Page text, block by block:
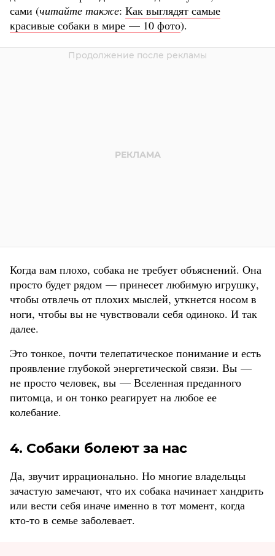
сами (читайте также: Как выглядят самые
красивые собаки в мире — 10 фото).
Когда вам плохо, собака не требует объяснений. Она
просто будет рядом — принесет любимую игрушку,
чтобы отвлечь от плохих мыслей, уткнется носом в
ноги, чтобы вы не чувствовали себя одиноко. И так
далее.
Это тонкое, почти телепатическое понимание и есть
проявление глубокой энергетической связи. Вы —
не просто человек, вы — Вселенная преданного
питомца, и он тонко реагирует на любое ее
колебание.
4. Собаки болеют за нас
Да, звучит иррационально. Но многие владельцы
зачастую замечают, что их собака начинает хандрить
или вести себя иначе именно в тот момент, когда
кто-то в семье заболевает.